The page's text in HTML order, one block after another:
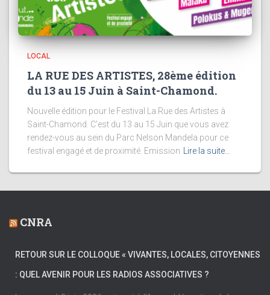
LOCAL
LA RUE DES ARTISTES, 28ème édition
du 13 au 15 Juin à Saint-Chamond.
Nouvelle édition pour le Festival La Rue des Artistes à
Saint-Chamond. C’est du 13 au 15 Juin que vous avez
rendez-vous au sein du Parc Nelson Mandela pour ce
festival engagé et de proximité. Emission
Lire la suite…
CNRA
RETOUR SUR LE COLLOQUE « VIVANTES, LOCALES, CITOYENNES
: QUEL AVENIR POUR LES RADIOS ASSOCIATIVES ?